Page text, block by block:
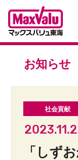
お知らせ
「しず